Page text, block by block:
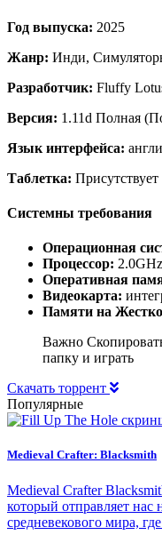
Год выпуска: 2025
Жанр: Инди,
Разработчик: Fluffy
Версия: 1.11d Полная
Язык интерфейса:
Таблетка: Присутствует
Системны требования
Операционная
Процессор: 2.0GHz
Оперативная
Видеокарта:
Памяти на
Важно
папку и играть
Скачать торрент
Популярные
Medieval Crafter: Blacksmith
Medieval Crafter
который отправляет нас
средневекового мира,